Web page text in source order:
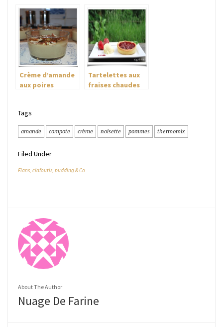
Crème d’amande
aux poires
Tartelettes aux
fraises chaudes
Tags
amande compote crème noisette pommes thermomix
Filed Under
Flans, clafoutis, pudding & Co
About The Author
Nuage De Farine